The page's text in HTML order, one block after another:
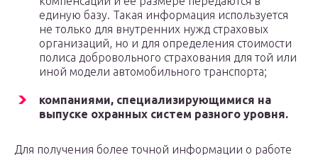
единую базу. Такая информация используется
не только для внутренних нужд страховых
организаций, но и для определения стоимости
полиса добровольного страхования для той или
иной модели автомобильного транспорта;
компаниями, специализирующимися на
выпуске охранных систем разного уровня.
Для получения более точной информации о работе